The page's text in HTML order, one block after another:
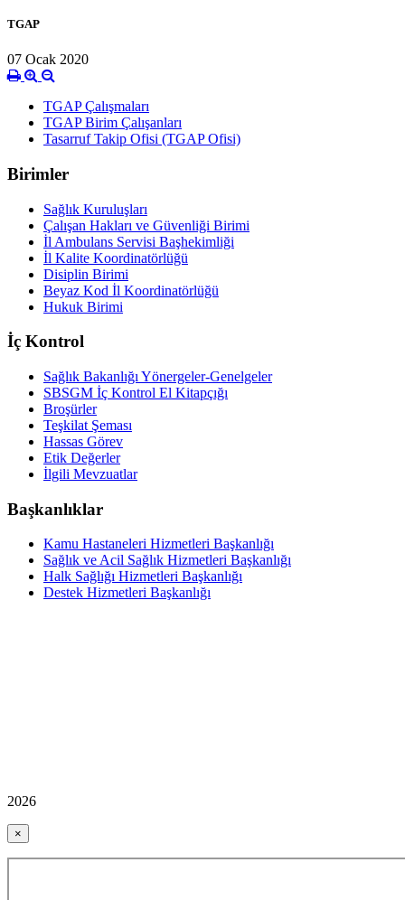
TGAP
07 Ocak 2020
TGAP Çalışmaları
TGAP Birim Çalışanları
Tasarruf Takip Ofisi (TGAP Ofisi)
Birimler
Sağlık Kuruluşları
Çalışan Hakları ve Güvenliği Birimi
İl Ambulans Servisi Başhekimliği
İl Kalite Koordinatörlüğü
Disiplin Birimi
Beyaz Kod İl Koordinatörlüğü
Hukuk Birimi
İç Kontrol
Sağlık Bakanlığı Yönergeler-Genelgeler
SBSGM İç Kontrol El Kitapçığı
Broşürler
Teşkilat Şeması
Hassas Görev
Etik Değerler
İlgili Mevzuatlar
Başkanlıklar
Kamu Hastaneleri Hizmetleri Başkanlığı
Sağlık ve Acil Sağlık Hizmetleri Başkanlığı
Halk Sağlığı Hizmetleri Başkanlığı
Destek Hizmetleri Başkanlığı
2026
×